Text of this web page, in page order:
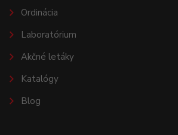
Ordinácia
Laboratórium
Akčné letáky
Katalógy
Blog